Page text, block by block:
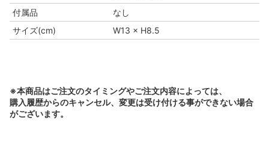
付属品
なし
サイズ(cm)
W13 × H8.5
※本商品はご注文のタイミングやご注文内容によっては、
購入履歴からのキャンセル、変更は受け付ける事ができない場合
がございます。